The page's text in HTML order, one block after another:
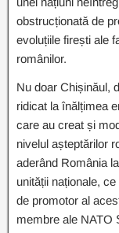
obstrucționată de
evoluțiile firești ale
românilor.
Nu doar Chișinăul,
ridicat la înălțimea
care au creat și
nivelul așteptărilor
aderând România
unității naționale,
de promotor al
membre ale NATO